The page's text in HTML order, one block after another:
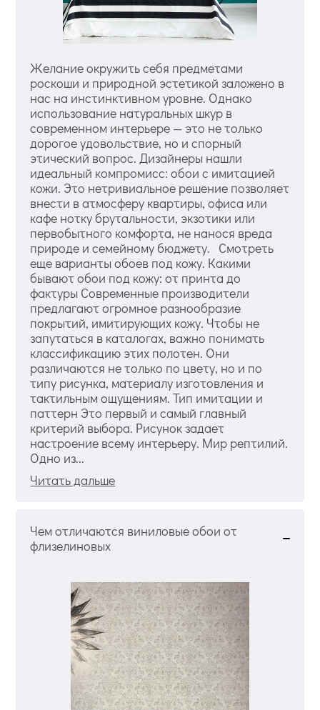
Желание окружить себя предметами
роскоши и природной эстетикой заложено в
нас на инстинктивном уровне. Однако
использование натуральных шкур в
современном интерьере — это не только
дорогое удовольствие, но и спорный
этический вопрос. Дизайнеры нашли
идеальный компромисс: обои с имитацией
кожи. Это нетривиальное решение позволяет
внести в атмосферу квартиры, офиса или
кафе нотку брутальности, экзотики или
первобытного комфорта, не нанося вреда
природе и семейному бюджету. Смотреть
еще варианты обоев под кожу. Какими
бывают обои под кожу: от принта до
фактуры Современные производители
предлагают огромное разнообразие
покрытий, имитирующих кожу. Чтобы не
запутаться в каталогах, важно понимать
классификацию этих полотен. Они
различаются не только по цвету, но и по
типу рисунка, материалу изготовления и
тактильным ощущениям. Тип имитации и
паттерн Это первый и самый главный
критерий выбора. Рисунок задает
настроение всему интерьеру. Мир рептилий.
Одно из...
Читать дальше
Чем отличаются виниловые обои от
флизелиновых